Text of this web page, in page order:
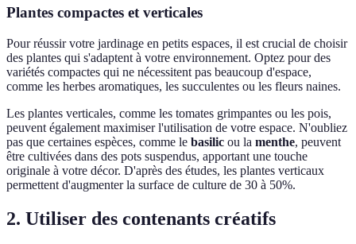
Plantes compactes et verticales
Pour réussir votre jardinage en petits espaces, il est crucial de choisir
des plantes qui s'adaptent à votre environnement. Optez pour des
variétés compactes qui ne nécessitent pas beaucoup d'espace,
comme les herbes aromatiques, les succulentes ou les fleurs naines.
Les plantes verticales, comme les tomates grimpantes ou les pois,
peuvent également maximiser l'utilisation de votre espace. N'oubliez
pas que certaines espèces, comme le basilic ou la menthe, peuvent
être cultivées dans des pots suspendus, apportant une touche
originale à votre décor. D'après des études, les plantes verticaux
permettent d'augmenter la surface de culture de 30 à 50%.
2. Utiliser des contenants créatifs